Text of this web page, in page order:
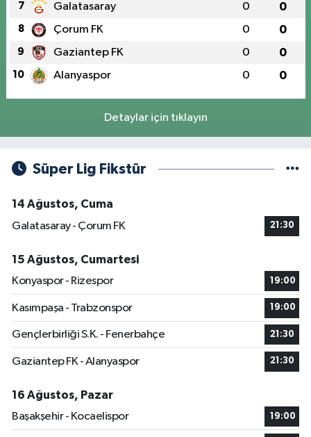
7 Galatasaray 0 0
8 Çorum FK 0 0
9 Gaziantep FK 0 0
10 Alanyaspor 0 0
Detaylar için tıklayın
Süper Lig Fikstür
14 Ağustos, Cuma
Galatasaray - Çorum FK
21:30
15 Ağustos, Cumartesi
Konyaspor - Rizespor
19:00
Kasımpaşa - Trabzonspor 19:00
Gençlerbirliği S.K. - Fenerbahçe 21:30
Gaziantep FK - Alanyaspor 21:30
16 Ağustos, Pazar
Başakşehir - Kocaelispor
19:00